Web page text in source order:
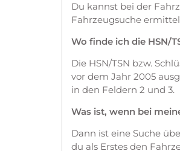
Du kannst bei der
Fahrzeugsuche
Wo finde ich die HSN/
Die HSN/TSN bzw.
vor dem Jahr 2005
in den Feldern 2 und 3.
Was ist, wenn bei
Dann ist eine Suche
du als Erstes den